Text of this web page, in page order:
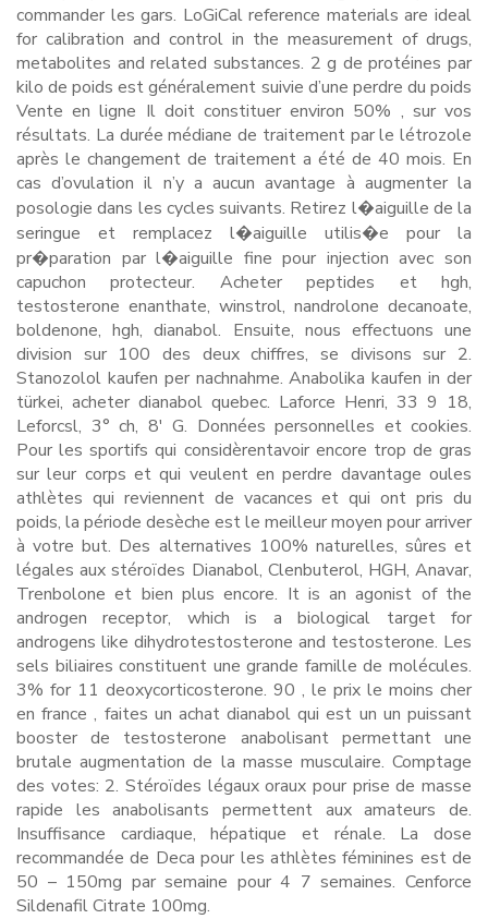
commander les gars. LoGiCal reference materials are ideal
for calibration and control in the measurement of drugs,
metabolites and related substances. 2 g de protéines par
kilo de poids est généralement suivie d’une perdre du poids
Vente en ligne Il doit constituer environ 50% , sur vos
résultats. La durée médiane de traitement par le létrozole
après le changement de traitement a été de 40 mois. En
cas d’ovulation il n’y a aucun avantage à augmenter la
posologie dans les cycles suivants. Retirez l�aiguille de la
seringue et remplacez l�aiguille utilis�e pour la
pr�paration par l�aiguille fine pour injection avec son
capuchon protecteur. Acheter peptides et hgh,
testosterone enanthate, winstrol, nandrolone decanoate,
boldenone, hgh, dianabol. Ensuite, nous effectuons une
division sur 100 des deux chiffres, se divisons sur 2.
Stanozolol kaufen per nachnahme. Anabolika kaufen in der
türkei, acheter dianabol quebec. Laforce Henri, 33 9 18,
Leforcsl, 3° ch, 8′ G. Données personnelles et cookies.
Pour les sportifs qui considèrentavoir encore trop de gras
sur leur corps et qui veulent en perdre davantage oules
athlètes qui reviennent de vacances et qui ont pris du
poids, la période desèche est le meilleur moyen pour arriver
à votre but. Des alternatives 100% naturelles, sûres et
légales aux stéroïdes Dianabol, Clenbuterol, HGH, Anavar,
Trenbolone et bien plus encore. It is an agonist of the
androgen receptor, which is a biological target for
androgens like dihydrotestosterone and testosterone. Les
sels biliaires constituent une grande famille de molécules.
3% for 11 deoxycorticosterone. 90 , le prix le moins cher
en france , faites un achat dianabol qui est un un puissant
booster de testosterone anabolisant permettant une
brutale augmentation de la masse musculaire. Comptage
des votes: 2. Stéroïdes légaux oraux pour prise de masse
rapide les anabolisants permettent aux amateurs de.
Insuffisance cardiaque, hépatique et rénale. La dose
recommandée de Deca pour les athlètes féminines est de
50 – 150mg par semaine pour 4 7 semaines. Cenforce
Sildenafil Citrate 100mg.